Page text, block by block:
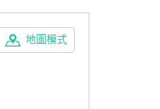
地圖模式